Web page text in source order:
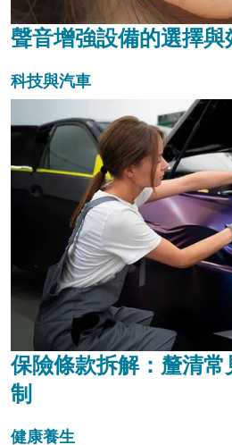
聲音增強設備的選擇與
科技與汽車
保險條款拆解：釐清
制
健康養生